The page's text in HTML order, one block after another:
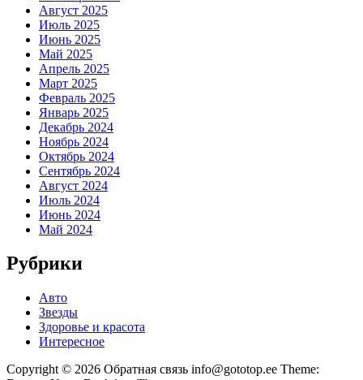
Август 2025
Июль 2025
Июнь 2025
Май 2025
Апрель 2025
Март 2025
Февраль 2025
Январь 2025
Декабрь 2024
Ноябрь 2024
Октябрь 2024
Сентябрь 2024
Август 2024
Июль 2024
Июнь 2024
Май 2024
Рубрики
Авто
Звезды
Здоровье и красота
Интересное
Copyright © 2026 Обратная связь info@gototop.ee Theme: